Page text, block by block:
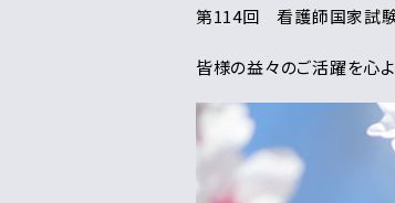
第114回 看護師国家試
皆様の益々の